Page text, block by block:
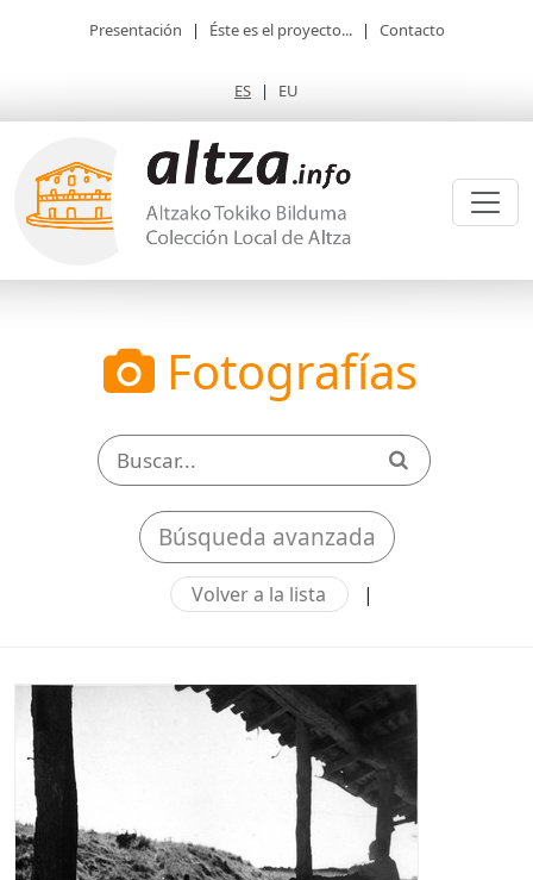
Presentación | Éste es el proyecto... | Contacto
ES | EU
Fotografías
Búsqueda avanzada
Volver a la lista |